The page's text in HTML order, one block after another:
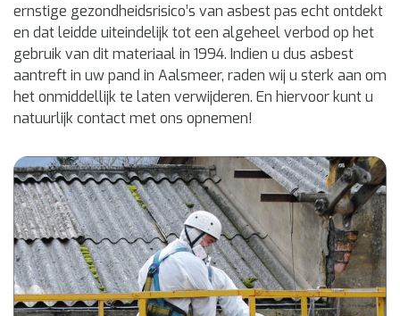
ernstige gezondheidsrisico’s van asbest pas echt ontdekt
en dat leidde uiteindelijk tot een algeheel verbod op het
gebruik van dit materiaal in 1994. Indien u dus asbest
aantreft in uw pand in Aalsmeer, raden wij u sterk aan om
het onmiddellijk te laten verwijderen. En hiervoor kunt u
natuurlijk contact met ons opnemen!